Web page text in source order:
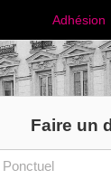
Adhésion
Faire un